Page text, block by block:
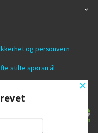
og personvern
stilte spørsmål
×